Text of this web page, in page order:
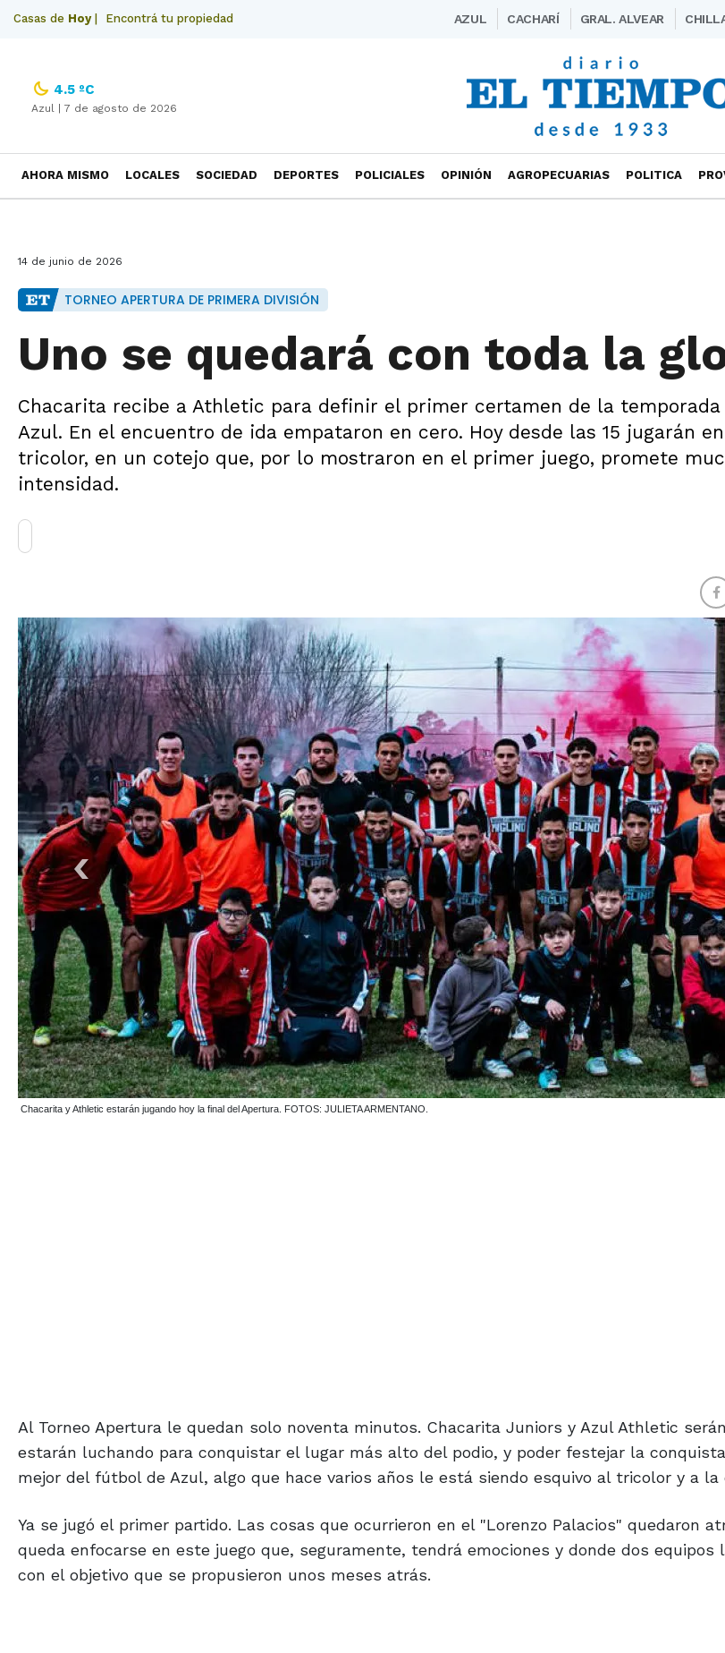
Casas de Hoy| Encontrá tu propiedad AZUL CACHARÍ GRAL. ALVEAR
4.5 ºC
Azul | 7 de agosto de 2026
AHORA MISMO LOCALES SOCIEDAD DEPORTES POLICIALES OPINIÓN AGROPECUARIAS POLITICA
14 de junio de 2026
TORNEO APERTURA DE PRIMERA DIVISIÓN
Uno se quedará con toda la
Chacarita recibe a Athletic para definir el primer certamen de la
Azul. En el encuentro de ida empataron en cero. Hoy desde las 15 jugarán
tricolor, en un cotejo que, por lo mostraron en el primer juego, promete
intensidad.
estarán luchando para conquistar el lugar más alto del podio, y poder festejar la
mejor del fútbol de Azul, algo que hace varios años le está siendo esquivo al tricolor y a
queda enfocarse en este juego que, seguramente, tendrá emociones y donde dos equipos
con el objetivo que se propusieron unos meses atrás.